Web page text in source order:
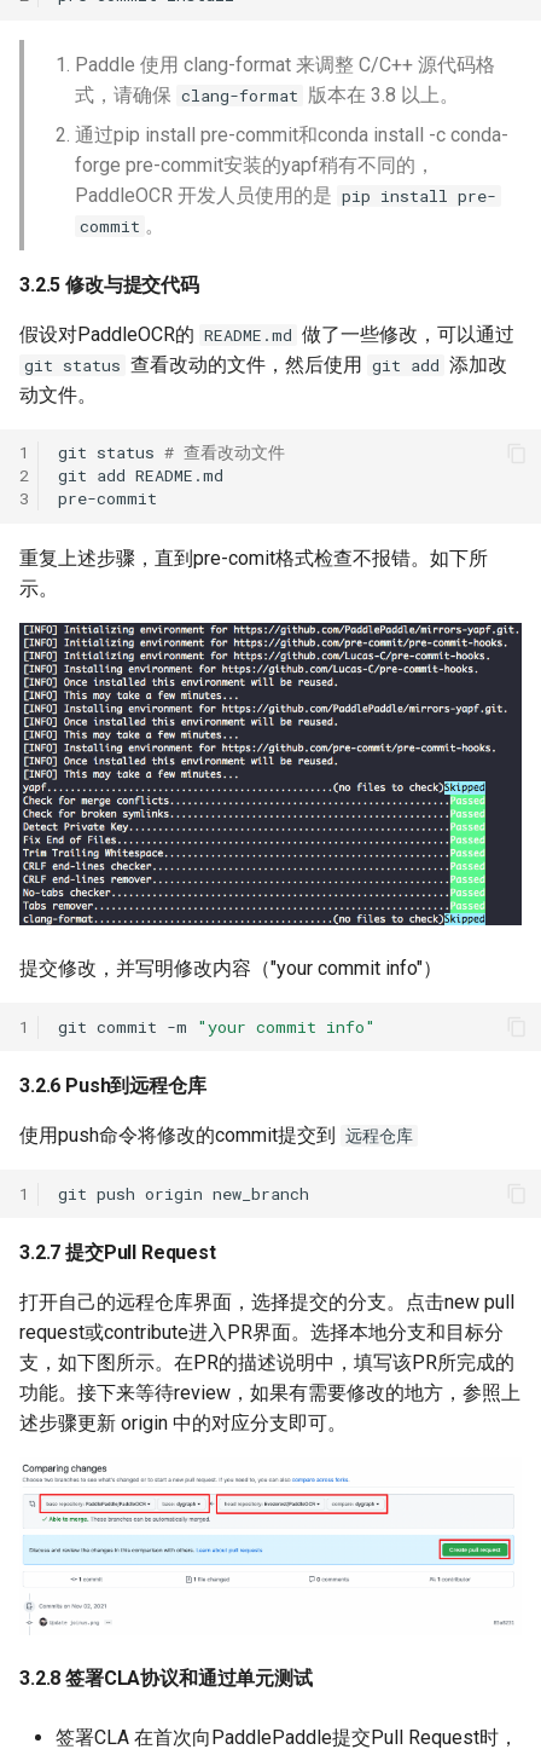
Paddle 使用 clang-format 来调整 C/C++ 源代码格
式，请确保 clang-format 版本在 3.8 以上。
通过pip install pre-commit和conda install -c conda-
forge pre-commit安装的yapf稍有不同的，
PaddleOCR 开发人员使用的是 pip install pre-
commit 。
3.2.5 修改与提交代码
假设对PaddleOCR的 README.md 做了一些修改，可以通过
git status 查看改动的文件，然后使用 git add 添加改
动文件。
1
2
3
git status # 查看改动文件
git add
重复上述步骤，直到pre-comit格式检查不报错。如下所
示。
提交修改，并写明修改内容（"your commit info"）
1 git commit -m "your commit info"
3.2.6 Push到远程仓库
使用push命令将修改的commit提交到 远程仓库
1 git push origin
3.2.7 提交Pull Request
打开自己的远程仓库界面，选择提交的分支。点击new pull
request或contribute进入PR界面。选择本地分支和目标分
支，如下图所示。在PR的描述说明中，填写该PR所完成的
功能。接下来等待review，如果有需要修改的地方，参照上
述步骤更新 origin 中的对应分支即可。
3.2.8 签署CLA协议和通过单元测试
签署CLA 在首次向PaddlePaddle提交Pull Request时，